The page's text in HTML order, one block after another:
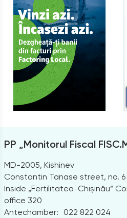
PP „Monitorul Fiscal
MD-2005, Kishinev
Constantin Tanase street, no. 6
Inside „Fertilitatea-Chișinău”
office 320
Antechamber:
022 822 024